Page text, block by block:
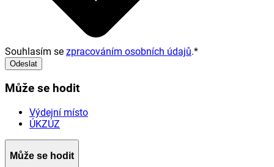
Souhlasím se zpracováním osobních údajů.*
Odeslat
Může se hodit
Výdejní místo
ÚKZÚZ
Může se hodit